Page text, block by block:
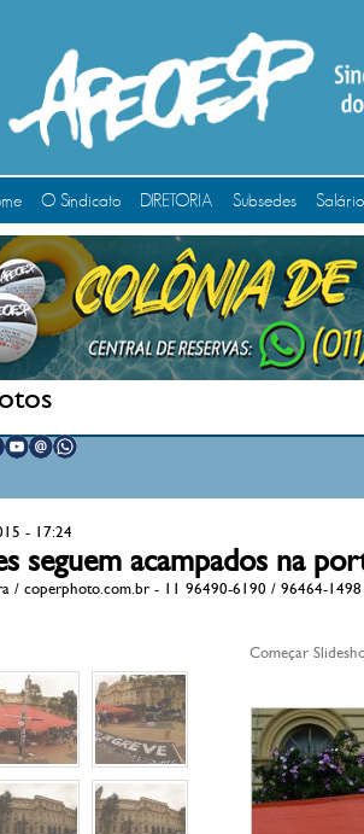
O Sindicato DIRETORIA Subsedes
- 17:24
seguem acampados na
/ coperphoto.com.br - 11 96490-6190 / 96464-1498
Começar